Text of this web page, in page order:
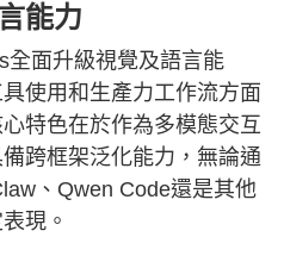
能力
全面升級視覺及語言能
使用和生產力工作流方面
特色在於作為多模態交互
跨框架泛化能力，無論通
、Qwen Code還是其他
現。